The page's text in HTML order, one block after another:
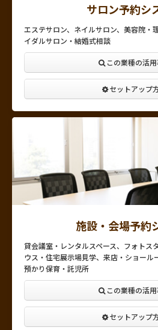
サロン予約シ
エステサロン、ネイルサロン、美容院・
イダルサロン・結婚式相談
この業種の活
セットアップ
施設・会場予約
貸会議室・レンタルスペース、フォトス
ウス・住宅展示場見学、来店・ショール
預かり保育・託児所
この業種の活
セットアップ